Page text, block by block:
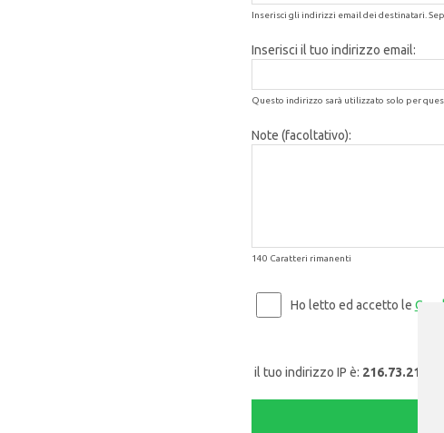
Inserisci gli indirizzi email dei destinatari.
Inserisci il tuo indirizzo email:
Questo indirizzo sarà utilizzato solo per
Note (facoltativo):
140 Caratteri rimanenti
Ho letto ed accetto le
il tuo indirizzo IP è: 216.73.216.88